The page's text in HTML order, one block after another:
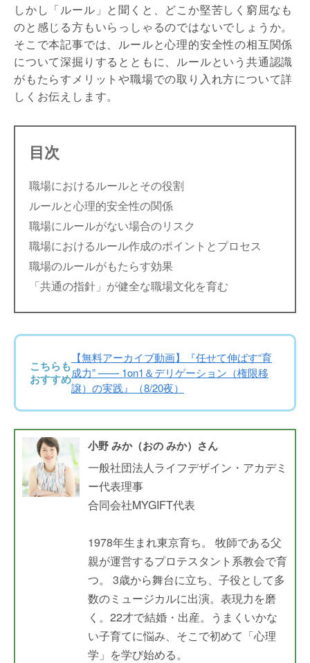
しかし「ルール」と聞くと、どこか堅苦しく窮屈なも
のと感じる方もいらっしゃるのではないでしょうか。
そこで本記事では、ルールと心理的安全性の相互関係
について深掘りするとともに、ルールという共通認識
がもたらすメリットや職場での取り入れ方について詳
しくお伝えします。
目次
職場におけるルールとその役割
ルールと心理的安全性の関係
職場にルールがない場合のリスク
職場におけるルール作成のポイントとプロセス
職場のルールがもたらす効果
「共通の指針」が健全な職場文化を育む
こちらも
おすすめ
【無料アーカイブ動画】『任せて伸ばす“育
成力” —— 1on1＆デリゲーション（権限移
譲）の実践』（8/20夜）
小野 みか（おの みか）さん
一般社団法人ライフデザイン・アカデミ
ー代表理事
合同会社MYGIFT代表
1978年生まれ東京育ち。 牧師である父
親が運営するプロテスタント系教会で育
つ。 3歳から舞台に立ち、子役として多
数のミュージカルに出演。表現力を磨
く。22才で結婚・出産。うまくいかな
い子育てに悩み、そこで初めて「心理
学」を学び始める。